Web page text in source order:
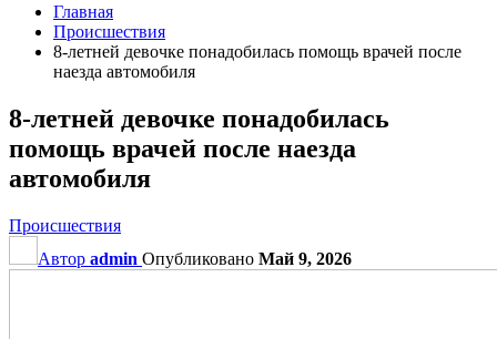
Главная
Происшествия
8-летней девочке понадобилась помощь врачей после
наезда автомобиля
8-летней девочке понадобилась
помощь врачей после наезда
автомобиля
Происшествия
Автор admin Опубликовано Май 9, 2026